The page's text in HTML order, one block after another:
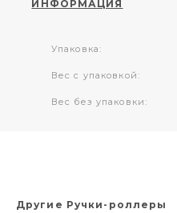
ИНФОРМАЦИЯ
Упаковка:
Вес с упаковкой:
Вес без упаковки:
Другие Ручки-роллеры